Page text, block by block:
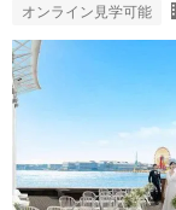
オンライン見学可能